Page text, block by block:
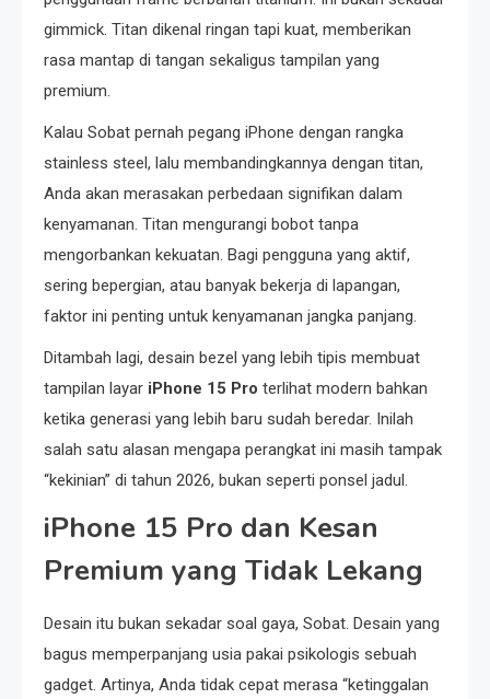
gimmick. Titan dikenal ringan tapi kuat, memberikan
rasa mantap di tangan sekaligus tampilan yang
premium.
Kalau Sobat pernah pegang iPhone dengan rangka
stainless steel, lalu membandingkannya dengan titan,
Anda akan merasakan perbedaan signifikan dalam
kenyamanan. Titan mengurangi bobot tanpa
mengorbankan kekuatan. Bagi pengguna yang aktif,
sering bepergian, atau banyak bekerja di lapangan,
faktor ini penting untuk kenyamanan jangka panjang.
Ditambah lagi, desain bezel yang lebih tipis membuat
tampilan layar iPhone 15 Pro terlihat modern bahkan
ketika generasi yang lebih baru sudah beredar. Inilah
salah satu alasan mengapa perangkat ini masih tampak
“kekinian” di tahun 2026, bukan seperti ponsel jadul.
iPhone 15 Pro dan Kesan
Premium yang Tidak Lekang
Desain itu bukan sekadar soal gaya, Sobat. Desain yang
bagus memperpanjang usia pakai psikologis sebuah
gadget. Artinya, Anda tidak cepat merasa “ketinggalan